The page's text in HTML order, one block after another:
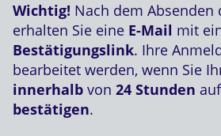
Wichtig! Nach dem
erhalten Sie eine E-Mail mit
Bestätigungslink. Ihre
bearbeitet werden, wenn Sie
innerhalb von 24 Stunden
bestätigen.